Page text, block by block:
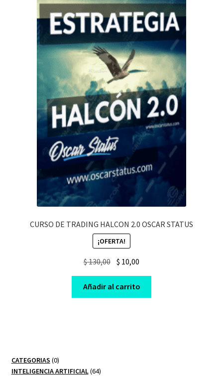
CURSO DE TRADING HALCON 2.0 OSCAR STATUS
¡OFERTA!
$130,00 Original
was:
$ 130,00.
$ 10,00
is:
$ 10,00.
Añadir al carrito
CATEGORIAS 00
productos
INTELIGENCIA ARTIFICIAL 6464